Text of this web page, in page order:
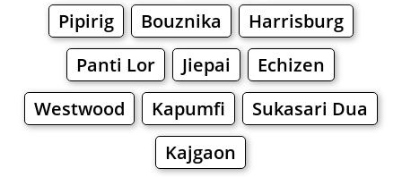
Pipirig
Bouznika
Harrisburg
Panti Lor
Jiepai
Echizen
Westwood
Kapumfi
Sukasari Dua
Kajgaon